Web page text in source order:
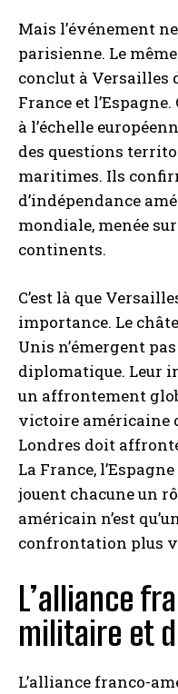
Mais l’événement
parisienne. Le
conclut à Versailles
France et
à l’échelle
des questions
maritimes. Ils
d’indépendance
mondiale, menée
continents.
C’est là que
importance. Le
Unis n’émergent
diplomatique. Leur
un affrontement
victoire américaine
Londres doit
La France,
jouent chacune un
américain n’est
confrontation plus
L’alliance
militaire et
L’alliance franco-